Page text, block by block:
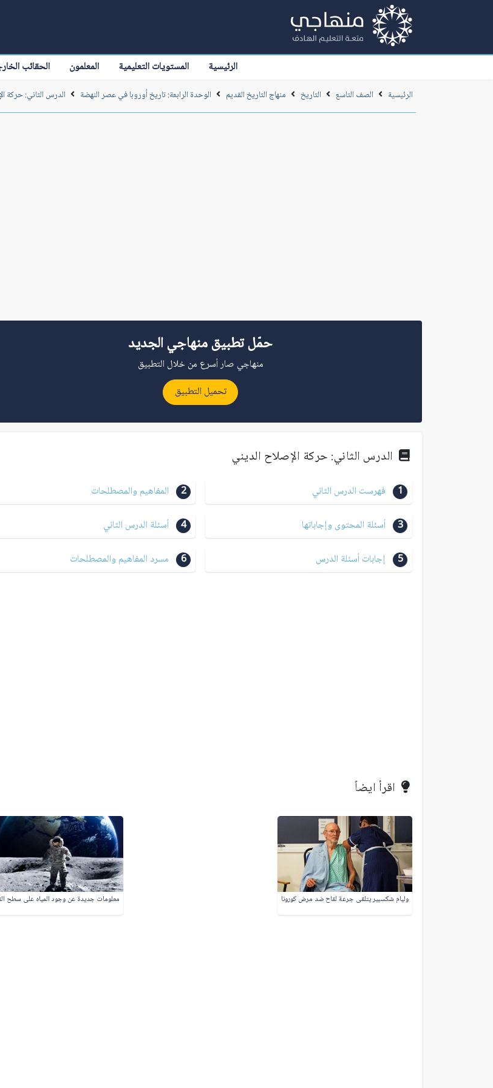
الرئيسية المستويات التعليمية المعلمون الحقائب
الرئيسية الصف التاسع التاريخ منهاج التاريخ القديم الوحدة الرابعة: تاريخ أوروبا في عصر النهضة الدرس الثاني: حركة
حمّل تطبيق منهاجي الجديد
منهاجي صار أسرع من خلال التطبيق
تحميل التطبيق
الدرس الثاني: حركة الإصلاح الديني
1 فهرست الدرس الثاني 2 المفاهيم والمصطلحات
3 أسئلة المحتوى وإجاباتها 4 أسئلة الدرس الثاني
5 إجابات أسئلة الدرس 6 مسرد المفاهيم والمصطلحات
اقرأ ايضاً
وليام شكسبير يتلقى جرعة لقاح ضد مرض كورونا معلومات جديدة عن وجود المياه على سطح